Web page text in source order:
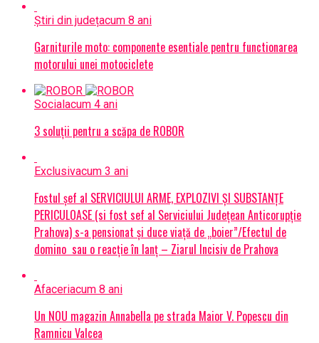
Știri din județacum 8 ani
Garniturile moto: componente esentiale pentru functionarea
motorului unei motociclete
Social acum 4 ani
3 soluții pentru a scăpa de ROBOR
Exclusivacum 3 ani
Fostul șef al SERVICIULUI ARME, EXPLOZIVI ŞI SUBSTANŢE
PERICULOASE (si fost sef al Serviciului Judeţean Anticorupţie
Prahova) s-a pensionat și duce viață de „boier”/Efectul de
domino sau o reacție în lanț – Ziarul Incisiv de Prahova
Afaceriacum 8 ani
Un NOU magazin Annabella pe strada Maior V. Popescu din
Ramnicu Valcea